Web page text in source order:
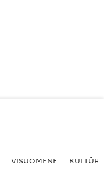
VISUOMENĖ KULTŪRA